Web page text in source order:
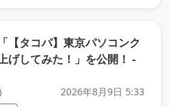
【タコパ】東京パソコンク
げしてみた！」を公開！ -
2026年8月9日 5:33